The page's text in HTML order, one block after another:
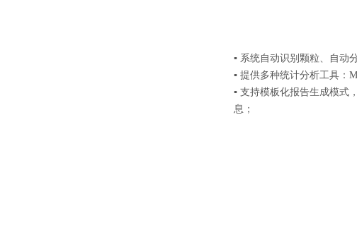
▪ 系统自动识别颗粒、自动
▪ 提供多种统计分析工具：
▪ 支持模板化报告生成模式
息；